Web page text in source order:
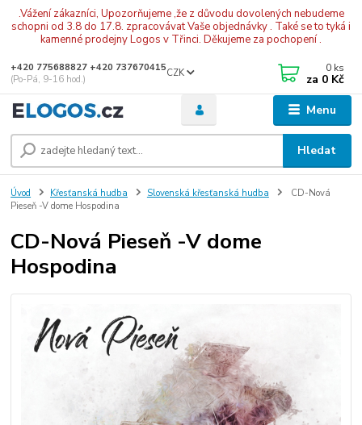
.Vážení zákazníci, Upozorňujeme ,že z důvodu dovolených nebudeme
schopni od 3.8 do 17.8. zpracovávat Vaše objednávky . Také se to tyká i
kamenné prodejny Logos v Třinci. Děkujeme za pochopení .
Menu
CZK
Hledat
+420 775688827 +420 737670415
(Po-Pá, 9-16 hod.)
0 ks
za 0 Kč
Úvod Křesťanská hudba Slovenská křesťanská hudba
CD-Nová
Pieseň -V dome Hospodina
CD-Nová Pieseň -V dome
Hospodina